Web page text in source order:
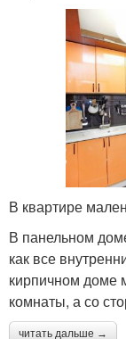
В квартире
В панельном
как все
кирпичном доме
комнаты, а со
читать дальше →